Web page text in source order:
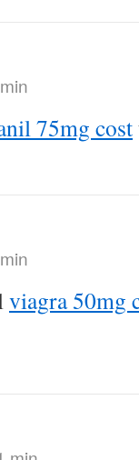
75mg cost
viagra 50mg